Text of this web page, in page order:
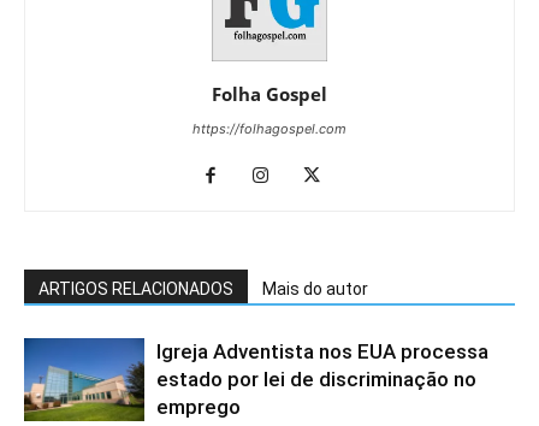
Folha Gospel
https://folhagospel.com
ARTIGOS RELACIONADOS Mais do autor
Igreja Adventista nos EUA processa
estado por lei de discriminação no
emprego